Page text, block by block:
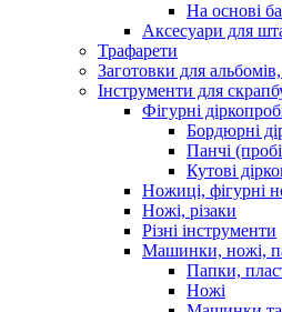
На основі
Аксесуари для
Трафарети
Заготовки для
Інструменти для
Фігурні
Бордюрні
Панчі
Кутові
Ножиці, фігурні
Ножі, різаки
Різні інструменти
Машинки, ножі,
Папки,
Ножі